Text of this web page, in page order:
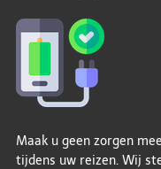
Maak u geen zorgen
tijdens uw reizen. Wij